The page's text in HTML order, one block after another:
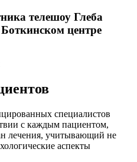
телешоу Глеба
центре
специалистов
с каждым пациентом,
лечения, учитывающий не
аспекты